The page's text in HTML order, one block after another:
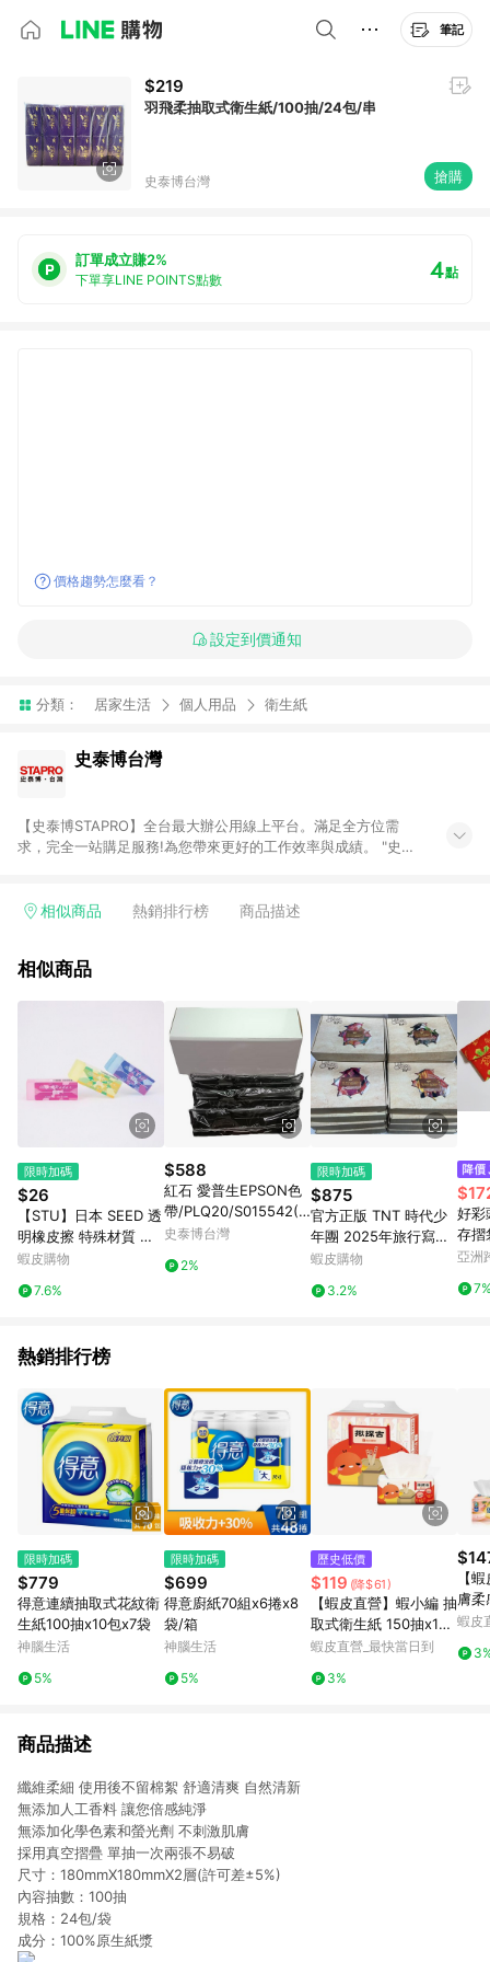
筆記
$219
羽飛柔抽取式衛生紙/100抽/24包/串
史泰博台灣 搶購
訂單成立賺2%
下單享LINE POINTS點數 4點
價格趨勢怎麼看？
設定到價通知
分類： 居家生活 個人用品 衛生紙
史泰博台灣
【史泰博STAPRO】全台最大辦公用線上平台。滿足全方位需
求，完全一站購足服務!為您帶來更好的工作效率與成績。 "史泰
機器、3C及電腦週邊、辦公傢俱、生活用、茶水間用品、名片及
瀏覽器於 24 小時內結帳才享有回饋。 (2) 訂單未滿免運門檻750
相似商品 熱銷排行榜 商品描述
相似商品
限時加碼
$26
【STU】日本 SEED 透
明橡皮擦 特殊材質 不
易斷裂 透光 設計 橡皮
消除髒污
蝦皮購物
7.6%
$588
紅石 愛普生EPSON色
帶/PLQ20/S015542(S
015339)/黑色/3入/盒
史泰博台灣
2%
限時加碼
$875
官方正版 TNT 時代少
年團 2025年旅行寫真
企劃《非去不可》團體
文 張真源 嚴浩翔 賀峻
蝦皮購物
3.2%
好彩
存摺
亞洲
熱銷排行榜
限時加碼
$779
得意連續抽取式花紋衛
生紙100抽x10包x7袋
神腦生活
5%
限時加碼
$699
得意廚紙70組x6捲x8
袋/箱
神腦生活
5%
歷史低價
$119 (降$61)
【蝦皮直營】蝦小編 抽
取式衛生紙 150抽x12
包/串 揪探吉 柔軟 居家
蝦皮直營_最快當日到
3%
【
膚
FC-
蝦皮
商品描述
纖維柔細 使用後不留棉絮 舒適清爽 自然清新
無添加人工香料 讓您倍感純淨
無添加化學色素和螢光劑 不刺激肌膚
採用真空摺疊 單抽一次兩張不易破
尺寸：180mmX180mmX2層(許可差±5%)
內容抽數：100抽
規格：24包/袋
成分：100%原生紙漿